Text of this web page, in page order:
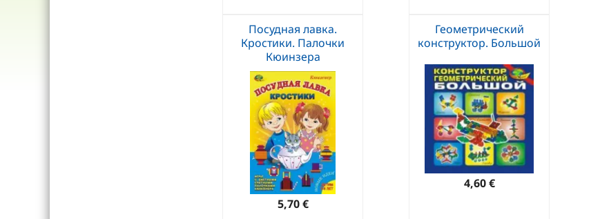
Посудная лавка.
Кростики. Палочки
Кюинзера
5,70 €
Геометрический
конструктор. Большой
4,60 €